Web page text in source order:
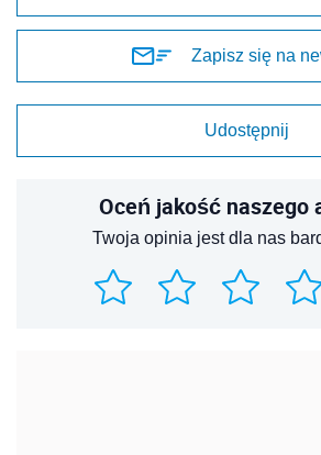
Zapisz się na
Udostępnij
Oceń jakość naszego
Twoja opinia jest dla nas